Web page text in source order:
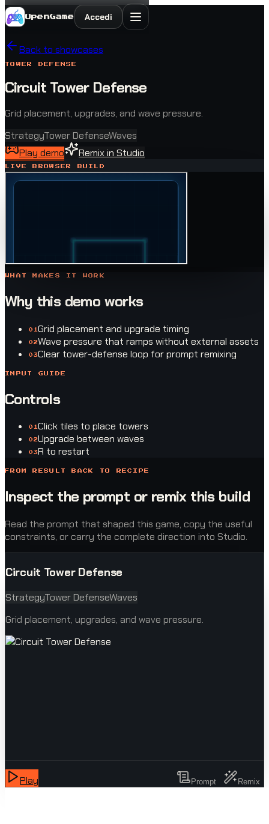
OpenGame Accedi
Back to showcases
TOWER DEFENSE
Circuit Tower Defense
Grid placement, upgrades, and wave pressure.
StrategyTower DefenseWaves
Play demo
Remix in Studio
LIVE BROWSER BUILD
WHAT MAKES IT WORK
Why this demo works
0 1 Grid placement and upgrade timing
02Wave pressure that ramps without external assets
03Clear tower-defense loop for prompt remixing
INPUT GUIDE
Controls
01Click tiles to place towers
02Upgrade between waves
03R to restart
FROM RESULT BACK TO RECIPE
Inspect the prompt or remix this build
Read the prompt that shaped this game, copy the useful
constraints, or carry the complete direction into Studio.
Circuit Tower Defense
StrategyTower DefenseWaves
Grid placement, upgrades, and wave pressure.
Play Prompt Remix